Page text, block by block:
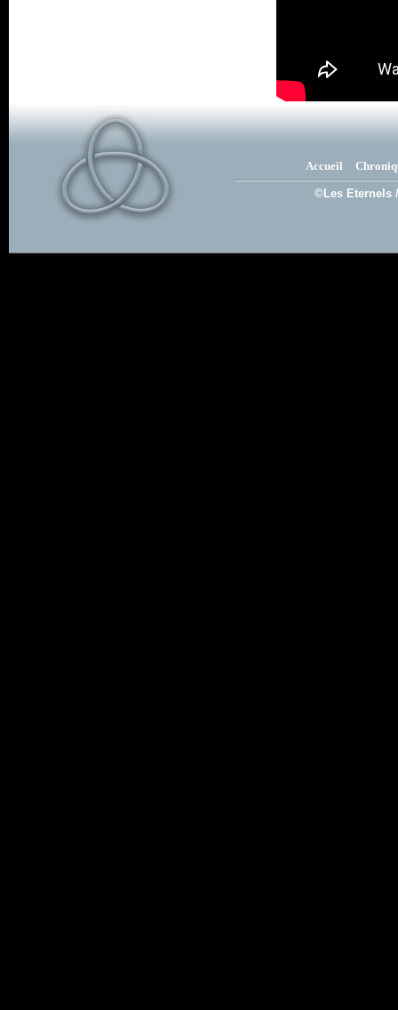
Accueil
©Les Eternels